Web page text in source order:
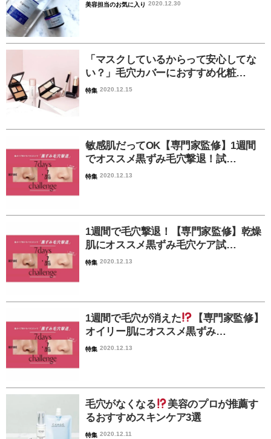
美容担当のお気に入り 2020.12.30
「マスクしているからって安心してな
い？」毛穴カバーにおすすめ化粧…
特集 2020.12.15
敏感肌だってOK【専門家監修】1週間
でオススメ黒ずみ毛穴撃退！試…
特集 2020.12.13
1週間で毛穴撃退！【専門家監修】乾燥
肌にオススメ黒ずみ毛穴ケア試…
特集 2020.12.13
1週間で毛穴が消えた
【専門家監修】
オイリー肌にオススメ黒ずみ…
特集 2020.12.13
毛穴がなくなる
美容のプロが推薦す
るおすすめスキンケア3選
特集 2020.12.11